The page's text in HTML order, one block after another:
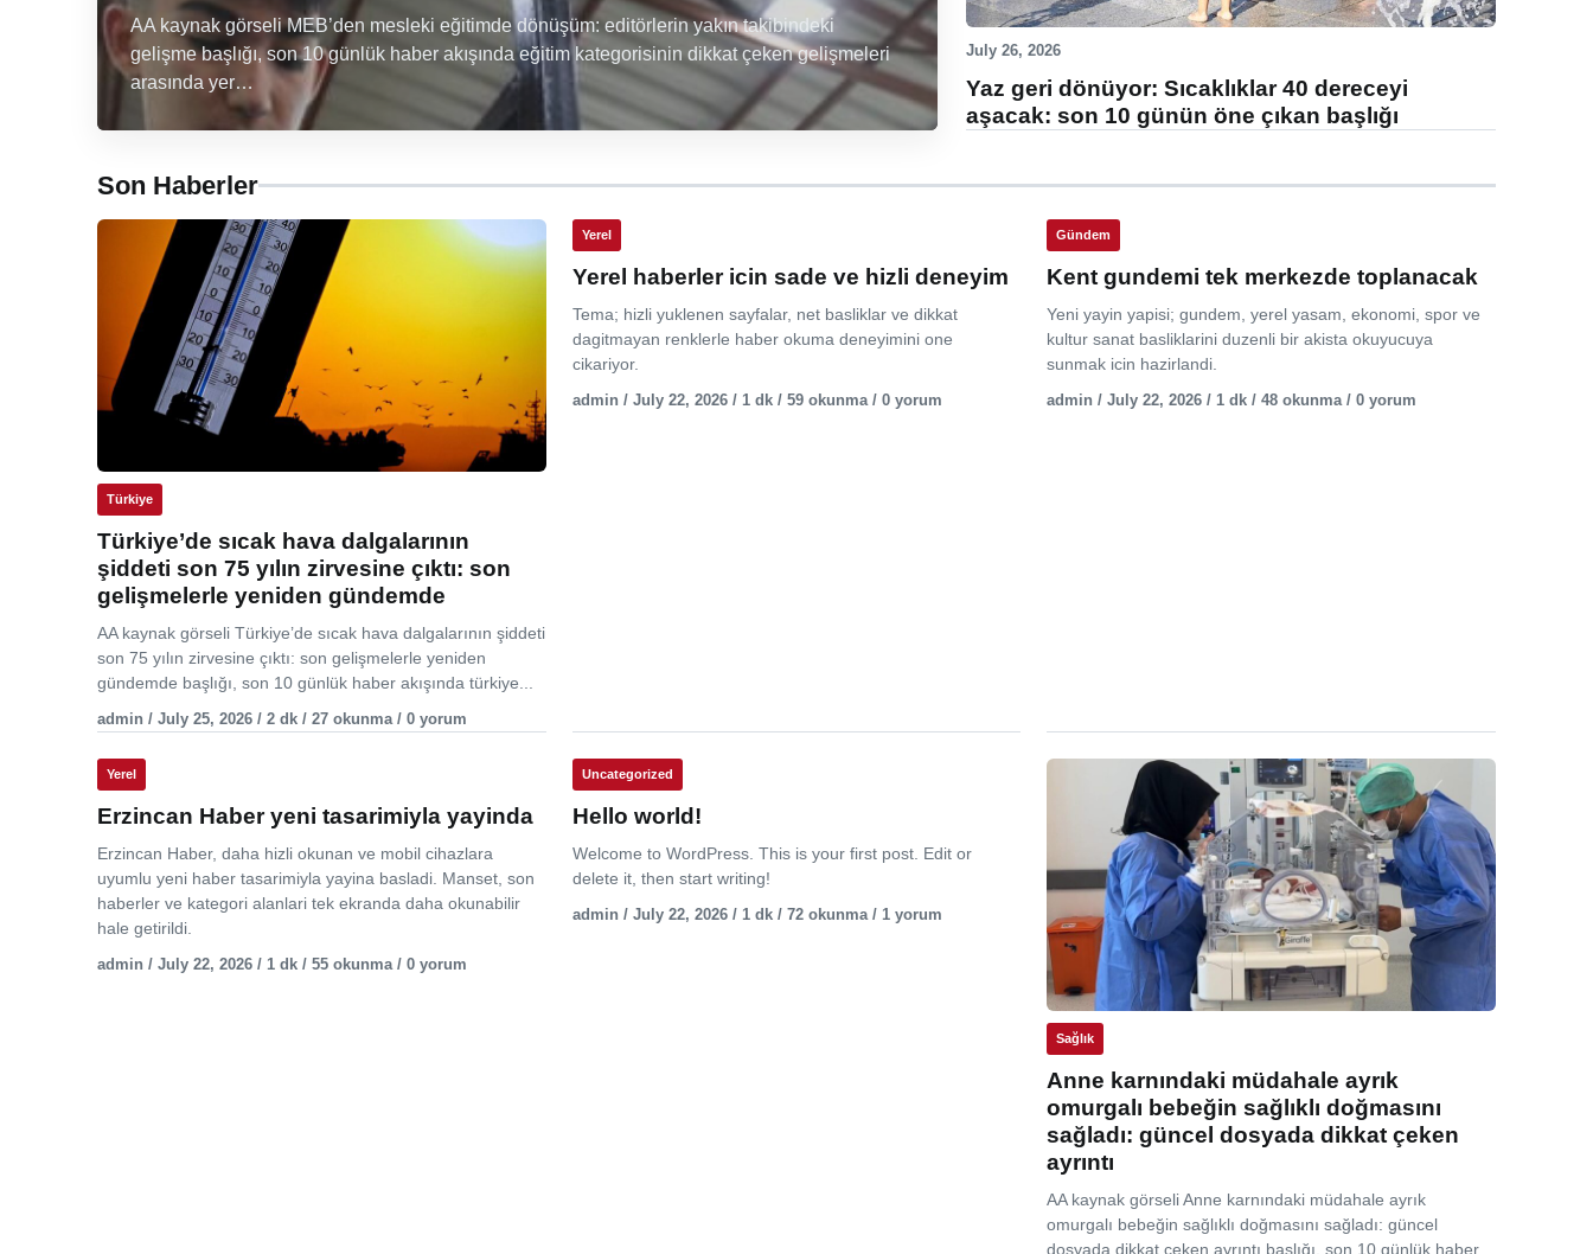
AA kaynak görseli MEB’den mesleki eğitimde dönüşüm: editörlerin yakın takibindeki
gelişme başlığı, son 10 günlük haber akışında eğitim kategorisinin dikkat çeken gelişmeleri
arasında yer…
July 26, 2026
Yaz geri dönüyor: Sıcaklıklar 40 dereceyi
aşacak: son 10 günün öne çıkan başlığı
Son Haberler
Türkiye
Türkiye’de sıcak hava dalgalarının
şiddeti son 75 yılın zirvesine çıktı: son
gelişmelerle yeniden gündemde
AA kaynak görseli Türkiye’de sıcak hava dalgalarının şiddeti
son 75 yılın zirvesine çıktı: son gelişmelerle yeniden
gündemde başlığı, son 10 günlük haber akışında türkiye...
admin / July 25, 2026 / 2 dk / 27 okunma / 0 yorum
Yerel
Yerel haberler icin sade ve hizli deneyim
Tema; hizli yuklenen sayfalar, net basliklar ve dikkat
dagitmayan renklerle haber okuma deneyimini one
cikariyor.
admin / July 22, 2026 / 1 dk / 59 okunma / 0 yorum
Gündem
Kent gundemi tek merkezde toplanacak
Yeni yayin yapisi; gundem, yerel yasam, ekonomi, spor ve
kultur sanat basliklarini duzenli bir akista okuyucuya
sunmak icin hazirlandi.
admin / July 22, 2026 / 1 dk / 48 okunma / 0 yorum
Yerel
Erzincan Haber yeni tasarimiyla yayinda
Erzincan Haber, daha hizli okunan ve mobil cihazlara
uyumlu yeni haber tasarimiyla yayina basladi. Manset, son
haberler ve kategori alanlari tek ekranda daha okunabilir
hale getirildi.
admin / July 22, 2026 / 1 dk / 55 okunma / 0 yorum
Uncategorized
Hello world!
Welcome to WordPress. This is your first post. Edit or
delete it, then start writing!
admin / July 22, 2026 / 1 dk / 72 okunma / 1 yorum
Sağlık
Anne karnındaki müdahale ayrık
omurgalı bebeğin sağlıklı doğmasını
sağladı: güncel dosyada dikkat çeken
ayrıntı
AA kaynak görseli Anne karnındaki müdahale ayrık
omurgalı bebeğin sağlıklı doğmasını sağladı: güncel
dosyada dikkat çeken ayrıntı başlığı, son 10 günlük haber